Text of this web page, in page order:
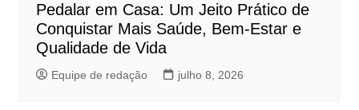
Pedalar em Casa: Um Jeito Prático de
Conquistar Mais Saúde, Bem-Estar e
Qualidade de Vida
Equipe de redação julho 8, 2026